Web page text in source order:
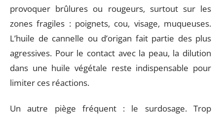
provoquer brûlures ou rougeurs, surtout sur les
zones fragiles : poignets, cou, visage, muqueuses.
L’huile de cannelle ou d’origan fait partie des plus
agressives. Pour le contact avec la peau, la dilution
dans une huile végétale reste indispensable pour
limiter ces réactions.
Un autre piège fréquent : le surdosage. Trop